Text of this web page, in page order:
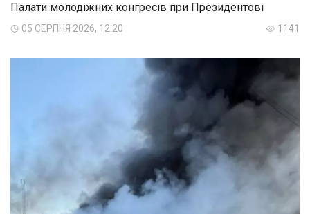
Палати молодіжних конгресів при Президентові
05 СЕРПНЯ 2026, 12:20 1141